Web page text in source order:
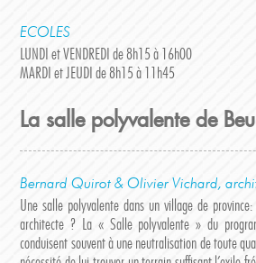
ECOLES
LUNDI et VENDREDI de 8h15 à 16h00
MARDI et JEUDI de 8h15 à 11h45
La salle polyvalente de
Bernard Quirot & Olivier Vichard,
Une salle polyvalente dans un village de
architecte ? La « Salle polyvalente » du
conduisent souvent à une neutralisation de toute